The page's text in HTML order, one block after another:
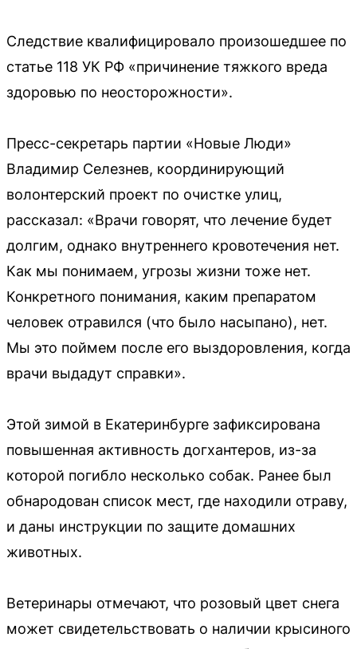
Следствие квалифицировало произошедшее по
статье 118 УК РФ «причинение тяжкого вреда
здоровью по неосторожности».
Пресс-секретарь партии «Новые Люди»
Владимир Селезнев, координирующий
волонтерский проект по очистке улиц,
рассказал: «Врачи говорят, что лечение будет
долгим, однако внутреннего кровотечения нет.
Как мы понимаем, угрозы жизни тоже нет.
Конкретного понимания, каким препаратом
человек отравился (что было насыпано), нет.
Мы это поймем после его выздоровления, когда
врачи выдадут справки».
Этой зимой в Екатеринбурге зафиксирована
повышенная активность догхантеров, из-за
которой погибло несколько собак. Ранее был
обнародован список мест, где находили отраву,
и даны инструкции по защите домашних
животных.
Ветеринары отмечают, что розовый цвет снега
может свидетельствовать о наличии крысиного